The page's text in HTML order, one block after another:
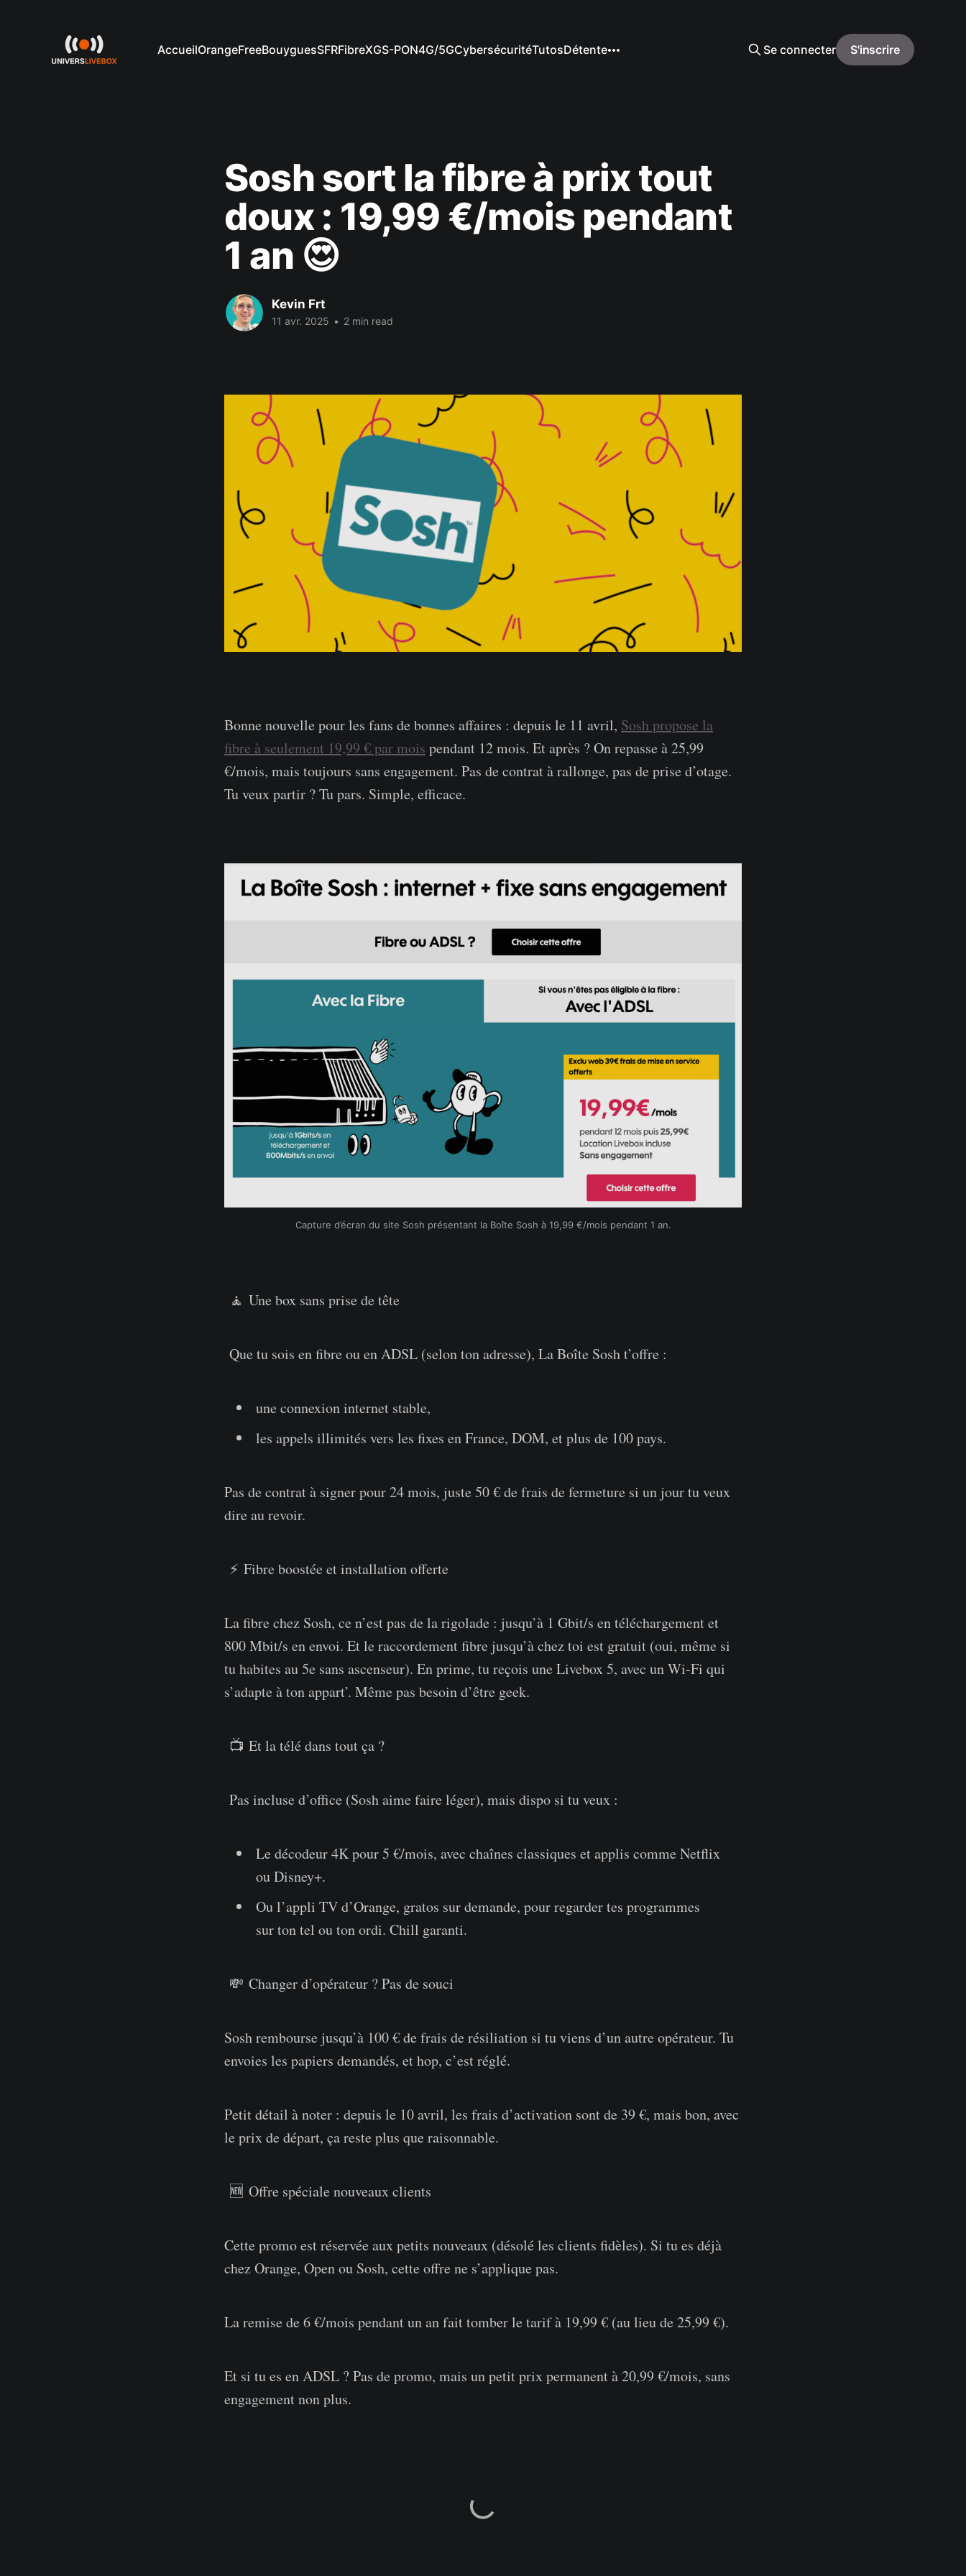
AccueilOrangeFreeBouyguesSFRFibreXGS-PON4G/5GCybersécuritéTutosDétente Se connecter S'inscrire
Sosh sort la fibre à prix tout
doux : 19,99 €/mois pendant
1 an 😍
Kevin Frt
11 avr. 2025 • 2 min read
Bonne nouvelle pour les fans de bonnes affaires : depuis le 11 avril, Sosh propose la
fibre à seulement 19,99 € par mois pendant 12 mois. Et après ? On repasse à 25,99
€/mois, mais toujours sans engagement. Pas de contrat à rallonge, pas de prise d’otage.
Tu veux partir ? Tu pars. Simple, efficace.
Capture d’écran du site Sosh présentant la Boîte Sosh à 19,99 €/mois pendant 1 an.
🧘 Une box sans prise de tête
Que tu sois en fibre ou en ADSL (selon ton adresse), La Boîte Sosh t’offre :
une connexion internet stable,
les appels illimités vers les fixes en France, DOM, et plus de 100 pays.
Pas de contrat à signer pour 24 mois, juste 50 € de frais de fermeture si un jour tu veux
dire au revoir.
⚡ Fibre boostée et installation offerte
La fibre chez Sosh, ce n’est pas de la rigolade : jusqu’à 1 Gbit/s en téléchargement et
800 Mbit/s en envoi. Et le raccordement fibre jusqu’à chez toi est gratuit (oui, même si
tu habites au 5e sans ascenseur). En prime, tu reçois une Livebox 5, avec un Wi-Fi qui
s’adapte à ton appart’. Même pas besoin d’être geek.
📺 Et la télé dans tout ça ?
Pas incluse d’office (Sosh aime faire léger), mais dispo si tu veux :
Le décodeur 4K pour 5 €/mois, avec chaînes classiques et applis comme Netflix
ou Disney+.
Ou l’appli TV d’Orange, gratos sur demande, pour regarder tes programmes
sur ton tel ou ton ordi. Chill garanti.
💸 Changer d’opérateur ? Pas de souci
Sosh rembourse jusqu’à 100 € de frais de résiliation si tu viens d’un autre opérateur. Tu
envoies les papiers demandés, et hop, c’est réglé.
Petit détail à noter : depuis le 10 avril, les frais d’activation sont de 39 €, mais bon, avec
le prix de départ, ça reste plus que raisonnable.
🆕 Offre spéciale nouveaux clients
Cette promo est réservée aux petits nouveaux (désolé les clients fidèles). Si tu es déjà
chez Orange, Open ou Sosh, cette offre ne s’applique pas.
La remise de 6 €/mois pendant un an fait tomber le tarif à 19,99 € (au lieu de 25,99 €).
Et si tu es en ADSL ? Pas de promo, mais un petit prix permanent à 20,99 €/mois, sans
engagement non plus.